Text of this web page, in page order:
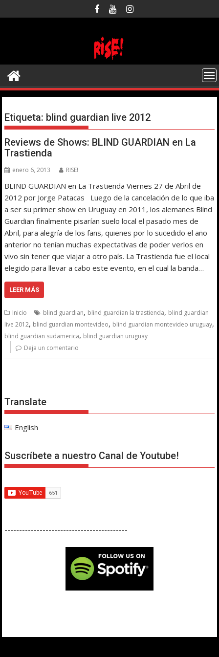
al
Etiqueta: blind guardian live 2012
Reviews de Shows: BLIND GUARDIAN en La
Trastienda
enero 6, 2013 RISE!
BLIND GUARDIAN en La Trastienda Viernes 27 de Abril de
2012 por Jorge Patacas Luego de la cancelación de lo que iba
a ser su primer show en Uruguay en 2011, los alemanes Blind
Guardian finalmente pisarían suelo local el pasado mes de
Abril, para alegría de los fans, quienes por lo sucedido el año
anterior no tenían muchas expectativas de poder verlos en
vivo sin tener que viajar a otro país. La Trastienda fue el local
elegido para llevar a cabo este evento, en el cual la banda…
LEER MÁS
Inicio blind guardian, blind guardian la trastienda, blind guardian
live 2012, blind guardian montevideo, blind guardian montevideo uruguay,
blind guardian sudamerica, blind guardian uruguay
Deja un comentario
Translate
English
Suscríbete a nuestro Canal de Youtube!
------------------------------------------